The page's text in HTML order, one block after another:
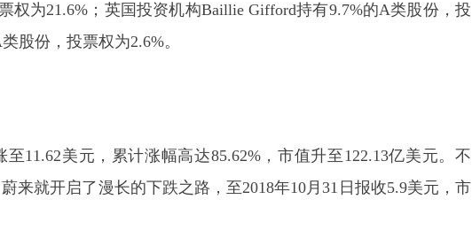
权为21.6%；英国投资机构Baillie Gifford持有9.7%的A类股份，投
股份，投票权为2.6%。
11.62美元，累计涨幅高达85.62%，市值升至122.13亿美元。不
来就开启了漫长的下跌之路，至2018年10月31日报收5.9美元，市